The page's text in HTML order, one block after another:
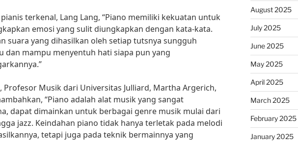
terkenal, Lang Lang, “Piano memiliki kekuatan untuk
emosi yang sulit diungkapkan dengan kata-kata.
suara yang dihasilkan oleh setiap tutsnya sungguh
dan mampu menyentuh hati siapa pun yang
Profesor Musik dari Universitas Julliard, Martha Argerich,
“Piano adalah alat musik yang sangat
dapat dimainkan untuk berbagai genre musik mulai dari
jazz. Keindahan piano tidak hanya terletak pada melodi
tetapi juga pada teknik bermainnya yang
August 2025
July 2025
June 2025
May 2025
April 2025
March 2025
February 2025
January 2025